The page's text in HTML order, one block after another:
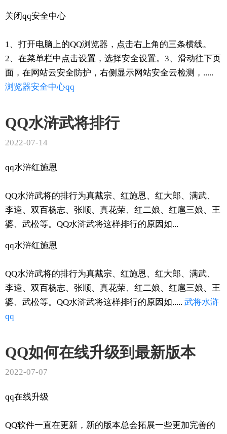
关闭qq安全中心
1、打开电脑上的QQ浏览器，点击右上角的三条横线。
2、在菜单栏中点击设置，选择安全设置。3、滑动往下页
面，在网站云安全防护，右侧显示网站安全云检测，.....
浏览器安全中心qq
QQ水浒武将排行
2022-07-14
qq水浒红施恩
QQ水浒武将的排行为真戴宗、红施恩、红大郎、满武、
李逵、双百杨志、张顺、真花荣、红二娘、红扈三娘、王
婆、武松等。QQ水浒武将这样排行的原因如...
qq水浒红施恩
QQ水浒武将的排行为真戴宗、红施恩、红大郎、满武、
李逵、双百杨志、张顺、真花荣、红二娘、红扈三娘、王
婆、武松等。QQ水浒武将这样排行的原因如..... 武将水浒
qq
QQ如何在线升级到最新版本
2022-07-07
qq在线升级
QQ软件一直在更新，新的版本总会拓展一些更加完善的